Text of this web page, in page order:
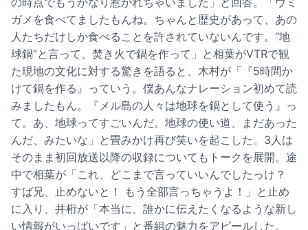
ガメを食べてましたもんね。ちゃんと歴史があって、あの
人たちだけしか食べることを許されていないんです。“地
球鍋”と言って、焚き火で鍋を作って」と相葉がVTRで観
た現地の文化に対する驚きを語ると、木村が「『5時間か
けて鍋を作る』っていう。僕あんなナレーション初めて読
みましたもん。『メル島の人々は地球を鍋として使う』っ
て。あ、地球ってすごいんだ。地球の使い道、まだあった
んだ、みたいな」と畳みかけ再び笑いを起こした。3人は
そのまま初回放送以降の収録についてもトークを展開。途
中で相葉が「これ、どこまで言っていいんでしたっけ？
すば兄、止めないと！ もう全部言っちゃうよ！」と止め
に入り、井桁が「本当に、誰かに伝えたくなるような新し
い情報がいっぱいです」と番組の魅力をアピールした。